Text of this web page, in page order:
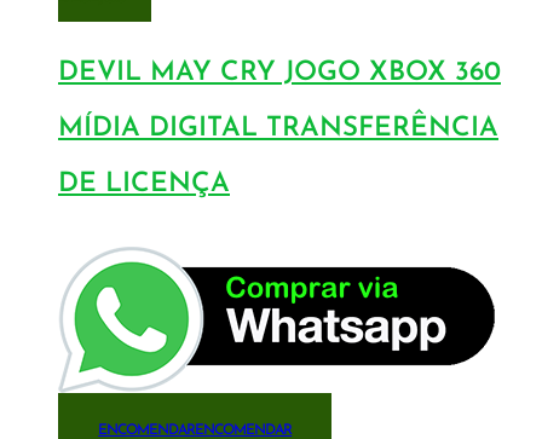
DEVIL MAY CRY JOGO XBOX 360
MÍDIA DIGITAL TRANSFERÊNCIA
DE LICENÇA
ENCOMENDARENCOMENDAR